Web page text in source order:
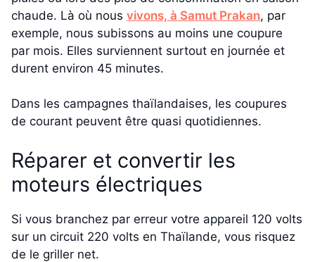
chaude. Là où nous vivons, à Samut Prakan, par
exemple, nous subissons au moins une coupure
par mois. Elles surviennent surtout en journée et
durent environ 45 minutes.
Dans les campagnes thaïlandaises, les coupures
de courant peuvent être quasi quotidiennes.
Réparer et convertir les
moteurs électriques
Si vous branchez par erreur votre appareil 120 volts
sur un circuit 220 volts en Thaïlande, vous risquez
de le griller net.